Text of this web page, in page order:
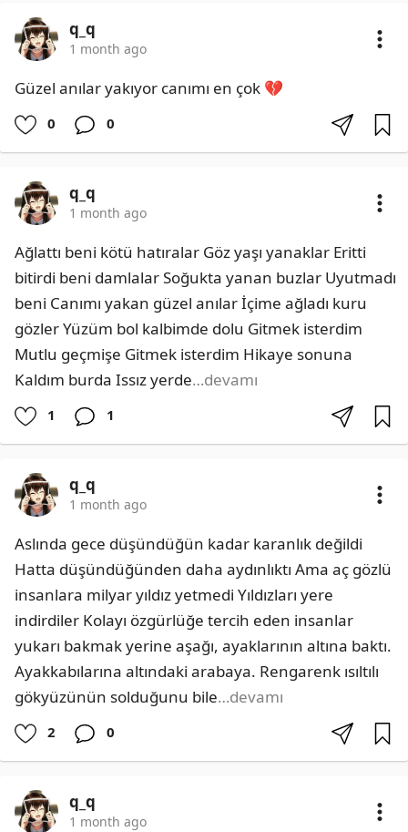
q_q
1 month ago
Güzel anılar yakıyor canımı en çok 💔
0 0
q_q
1 month ago
Ağlattı beni kötü hatıralar Göz yaşı yanaklar Eritti
bitirdi beni damlalar Soğukta yanan buzlar Uyutmadı
beni Canımı yakan güzel anılar İçime ağladı kuru
gözler Yüzüm bol kalbimde dolu Gitmek isterdim
Mutlu geçmişe Gitmek isterdim Hikaye sonuna
Kaldım burda Issız yerde…devamı
1 1
q_q
1 month ago
Aslında gece düşündüğün kadar karanlık değildi
Hatta düşündüğünden daha aydınlıktı Ama aç gözlü
insanlara milyar yıldız yetmedi Yıldızları yere
indirdiler Kolayı özgürlüğe tercih eden insanlar
yukarı bakmak yerine aşağı, ayaklarının altına baktı.
Ayakkabılarına altındaki arabaya. Rengarenk ısıltılı
gökyüzünün solduğunu bile…devamı
2 0
q_q
1 month ago